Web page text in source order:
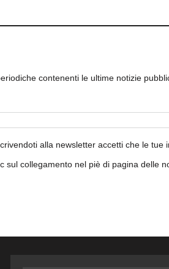
contenenti le ultime notizie
alla newsletter accetti che le tue
sul collegamento nel piè di pagina delle